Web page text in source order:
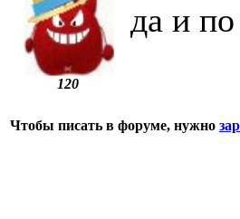
120
да и
Чтобы писать в форуме, нужно